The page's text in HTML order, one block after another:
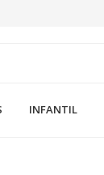
INFANTIL